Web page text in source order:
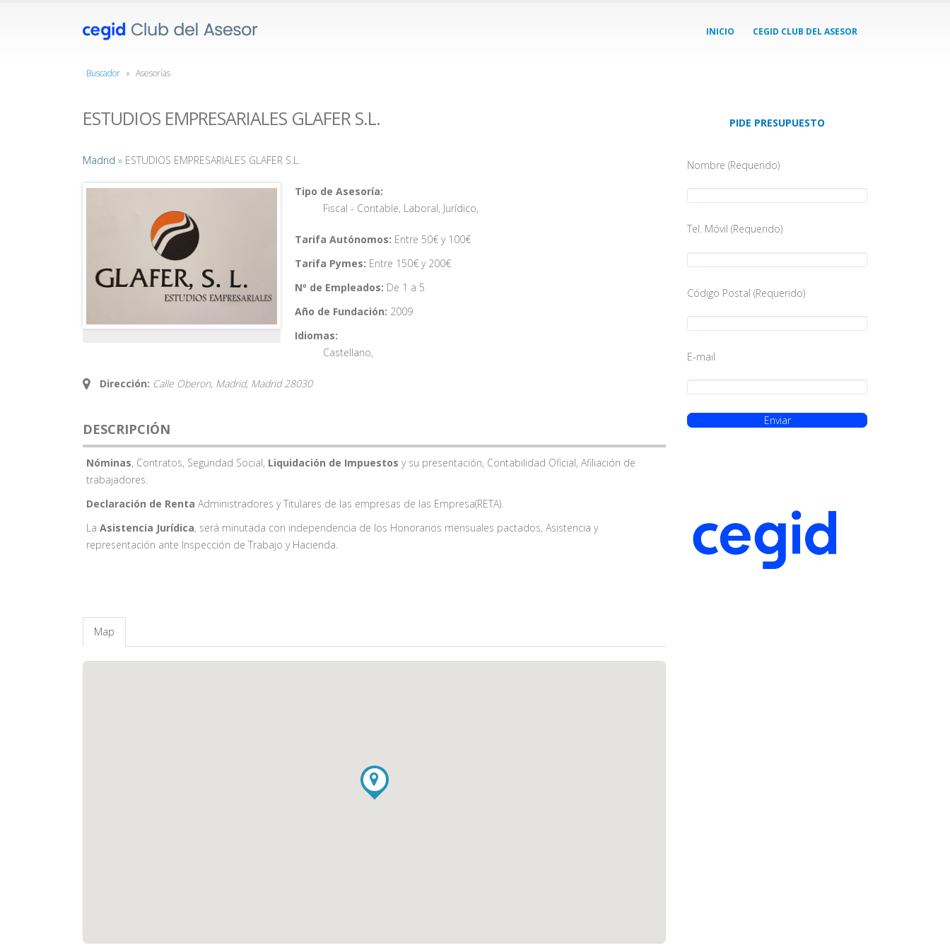
INICIO CEGID CLUB DEL ASESOR
Buscador » Asesorías
ESTUDIOS EMPRESARIALES GLAFER S.L.
Madrid » ESTUDIOS EMPRESARIALES GLAFER S.L.
Tipo de Asesoría:
Fiscal - Contable, Laboral, Jurídico,
Tarifa Autónomos: Entre 50€ y 100€
Tarifa Pymes: Entre 150€ y 200€
Nº de Empleados: De 1 a 5
Año de Fundación: 2009
Idiomas:
Castellano,
Dirección: Calle Oberon, Madrid, Madrid 28030
DESCRIPCIÓN
Nóminas, Contratos, Seguridad Social, Liquidación de Impuestos y su presentación, Contabilidad Oficial, Afiliación de
trabajadores.
Declaración de Renta Administradores y Titulares de las empresas de las Empresa(RETA).
La Asistencia Jurídica, será minutada con independencia de los Honorarios mensuales pactados, Asistencia y
representación ante Inspección de Trabajo y Hacienda.
Map
PIDE PRESUPUESTO
Nombre (Requerido)
Tel. Móvil (Requerido)
Código Postal (Requerido)
E-mail